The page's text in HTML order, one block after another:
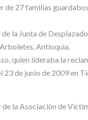
de 27 familias
la Junta de
Antioquia.
quien lideraba la
23 de junio de 2009 en
la Asociación de